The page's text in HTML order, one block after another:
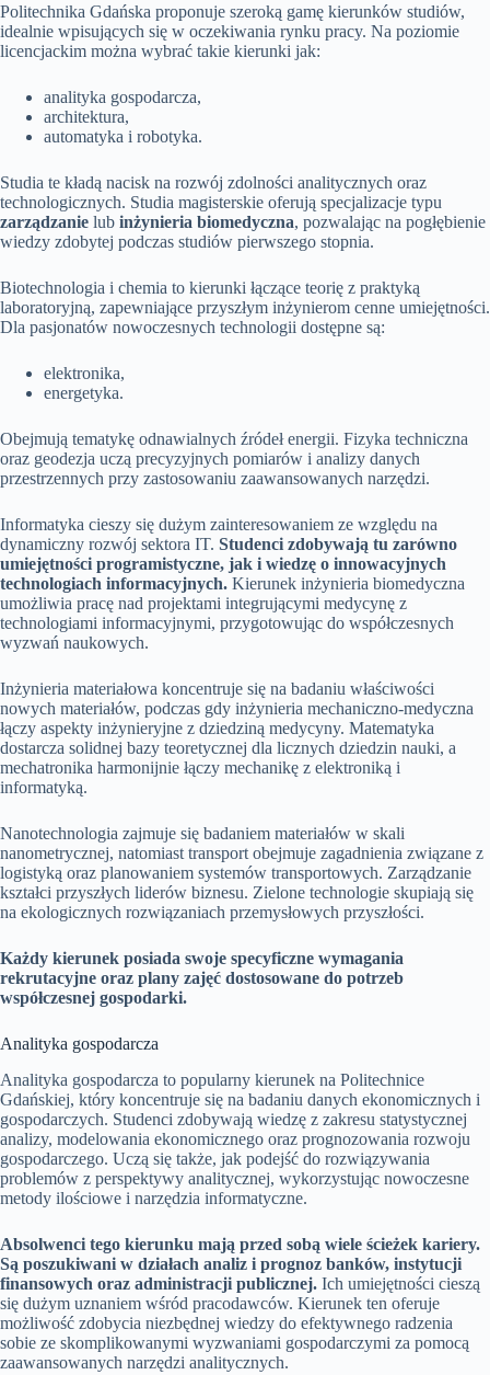
Politechnika Gdańska proponuje szeroką gamę kierunków studiów,
idealnie wpisujących się w oczekiwania rynku pracy. Na poziomie
licencjackim można wybrać takie kierunki jak:
analityka gospodarcza,
architektura,
automatyka i robotyka.
Studia te kładą nacisk na rozwój zdolności analitycznych oraz
technologicznych. Studia magisterskie oferują specjalizacje typu
zarządzanie lub inżynieria biomedyczna, pozwalając na pogłębienie
wiedzy zdobytej podczas studiów pierwszego stopnia.
Biotechnologia i chemia to kierunki łączące teorię z praktyką
laboratoryjną, zapewniające przyszłym inżynierom cenne umiejętności.
Dla pasjonatów nowoczesnych technologii dostępne są:
elektronika,
energetyka.
Obejmują tematykę odnawialnych źródeł energii. Fizyka techniczna
oraz geodezja uczą precyzyjnych pomiarów i analizy danych
przestrzennych przy zastosowaniu zaawansowanych narzędzi.
Informatyka cieszy się dużym zainteresowaniem ze względu na
dynamiczny rozwój sektora IT. Studenci zdobywają tu zarówno
umiejętności programistyczne, jak i wiedzę o innowacyjnych
technologiach informacyjnych. Kierunek inżynieria biomedyczna
umożliwia pracę nad projektami integrującymi medycynę z
technologiami informacyjnymi, przygotowując do współczesnych
wyzwań naukowych.
Inżynieria materiałowa koncentruje się na badaniu właściwości
nowych materiałów, podczas gdy inżynieria mechaniczno-medyczna
łączy aspekty inżynieryjne z dziedziną medycyny. Matematyka
dostarcza solidnej bazy teoretycznej dla licznych dziedzin nauki, a
mechatronika harmonijnie łączy mechanikę z elektroniką i
informatyką.
Nanotechnologia zajmuje się badaniem materiałów w skali
nanometrycznej, natomiast transport obejmuje zagadnienia związane z
logistyką oraz planowaniem systemów transportowych. Zarządzanie
kształci przyszłych liderów biznesu. Zielone technologie skupiają się
na ekologicznych rozwiązaniach przemysłowych przyszłości.
Każdy kierunek posiada swoje specyficzne wymagania
rekrutacyjne oraz plany zajęć dostosowane do potrzeb
współczesnej gospodarki.
Analityka gospodarcza
Analityka gospodarcza to popularny kierunek na Politechnice
Gdańskiej, który koncentruje się na badaniu danych ekonomicznych i
gospodarczych. Studenci zdobywają wiedzę z zakresu statystycznej
analizy, modelowania ekonomicznego oraz prognozowania rozwoju
gospodarczego. Uczą się także, jak podejść do rozwiązywania
problemów z perspektywy analitycznej, wykorzystując nowoczesne
metody ilościowe i narzędzia informatyczne.
Absolwenci tego kierunku mają przed sobą wiele ścieżek kariery.
Są poszukiwani w działach analiz i prognoz banków, instytucji
finansowych oraz administracji publicznej. Ich umiejętności cieszą
się dużym uznaniem wśród pracodawców. Kierunek ten oferuje
możliwość zdobycia niezbędnej wiedzy do efektywnego radzenia
sobie ze skomplikowanymi wyzwaniami gospodarczymi za pomocą
zaawansowanych narzędzi analitycznych.